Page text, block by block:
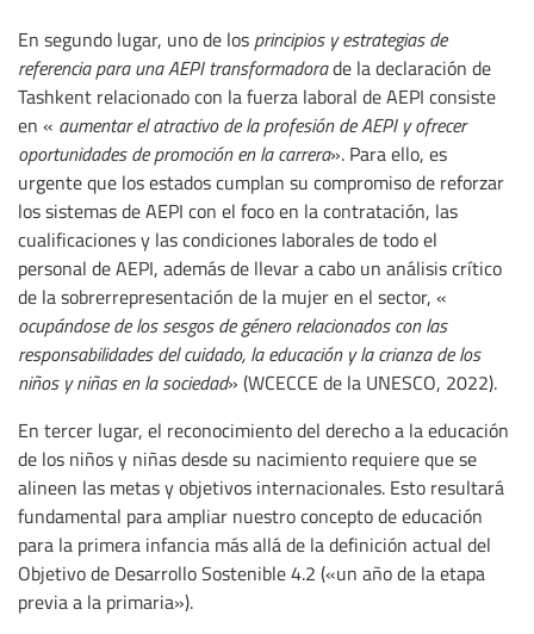
En segundo lugar, uno de los principios y estrategias de
referencia para una AEPI transformadorade la declaración de
Tashkent relacionado con la fuerza laboral de AEPI consiste
en « aumentar el atractivo de la profesión de AEPI y ofrecer
oportunidades de promoción en la carrera». Para ello, es
urgente que los estados cumplan su compromiso de reforzar
los sistemas de AEPI con el foco en la contratación, las
cualificaciones y las condiciones laborales de todo el
personal de AEPI, además de llevar a cabo un análisis crítico
de la sobrerrepresentación de la mujer en el sector, «
ocupándose de los sesgos de género relacionados con las
responsabilidades del cuidado, la educación y la crianza de los
niños y niñas en la sociedad» (WCECCE de la UNESCO, 2022).
En tercer lugar, el reconocimiento del derecho a la educación
de los niños y niñas desde su nacimiento requiere que se
alineen las metas y objetivos internacionales. Esto resultará
fundamental para ampliar nuestro concepto de educación
para la primera infancia más allá de la definición actual del
Objetivo de Desarrollo Sostenible 4.2 («un año de la etapa
previa a la primaria»).